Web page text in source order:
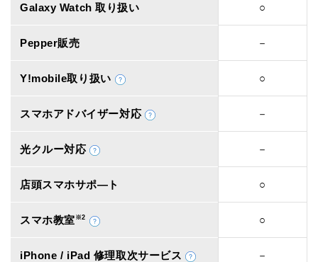
Galaxy Watch 取り扱い ○
Pepper販売 －
Y!mobile取り扱い ○
スマホアドバイザー対応 －
光クルー対応 －
店頭スマホサポ―ト ○
スマホ教室 ※2 ○
iPhone / iPad 修理取次サービス －